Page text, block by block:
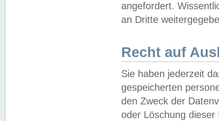
angefordert.
an Dritte
Recht auf
Sie haben jederzeit
gespeicherten
den Zweck der
oder Löschung